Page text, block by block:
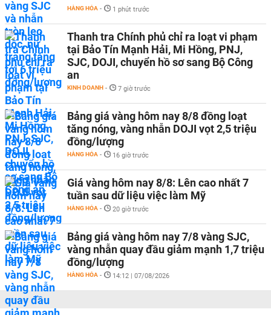
HÀNG HÓA - 1 phút trước
Thanh tra Chính phủ chỉ ra loạt vi phạm
tại Bảo Tín Mạnh Hải, Mi Hồng, PNJ,
SJC, DOJI, chuyển hồ sơ sang Bộ Công
an
KINH DOANH - 7 giờ trước
Bảng giá vàng hôm nay 8/8 đồng loạt
tăng nóng, vàng nhẫn DOJI vọt 2,5 triệu
đồng/lượng
HÀNG HÓA - 16 giờ trước
Giá vàng hôm nay 8/8: Lên cao nhất 7
tuần sau dữ liệu việc làm Mỹ
HÀNG HÓA - 20 giờ trước
Bảng giá vàng hôm nay 7/8 vàng SJC,
vàng nhẫn quay đầu giảm mạnh 1,7 triệu
đồng/lượng
HÀNG HÓA - 14:12 | 07/08/2026